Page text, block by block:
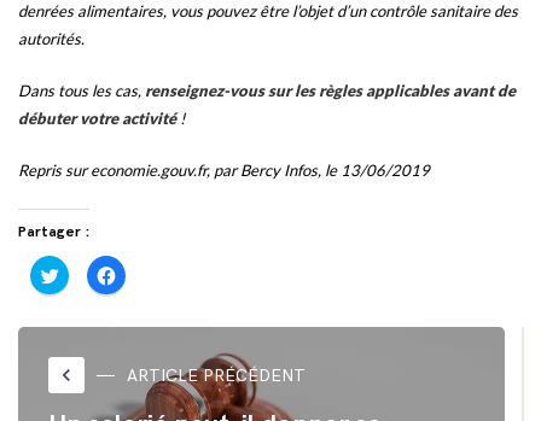
denrées alimentaires, vous pouvez être l’objet d’un contrôle sanitaire des
autorités.
Dans tous les cas, renseignez-vous sur les règles applicables avant de
débuter votre activité!
Repris sur economie.gouv.fr, parBercy Infos, le 13/06/2019
Partager :
Cliquez
pour
partager
Twitter(ouvre
une
nouvelle
fenêtre)
Cliquez
pour
partager
Facebook(ouvre
nouvelle
fenêtre)
keyboard_arrow_left ARTICLE PRÉCÉDENT